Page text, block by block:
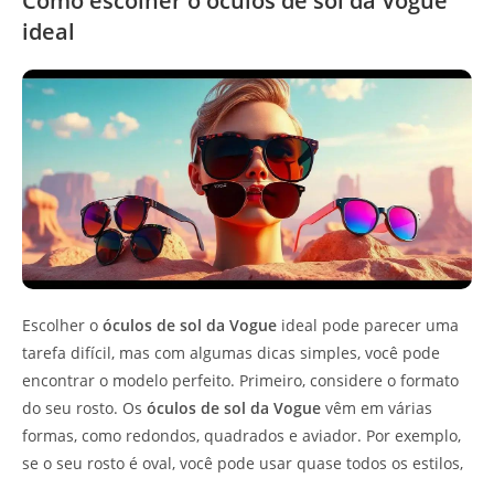
ideal
Escolher o óculos de sol da Vogue ideal pode parecer uma
tarefa difícil, mas com algumas dicas simples, você pode
encontrar o modelo perfeito. Primeiro, considere o formato
do seu rosto. Os óculos de sol da Vogue vêm em várias
formas, como redondos, quadrados e aviador. Por exemplo,
se o seu rosto é oval, você pode usar quase todos os estilos,